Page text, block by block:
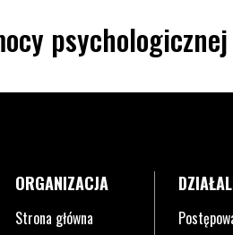
ORGANIZACJA
Strona główna